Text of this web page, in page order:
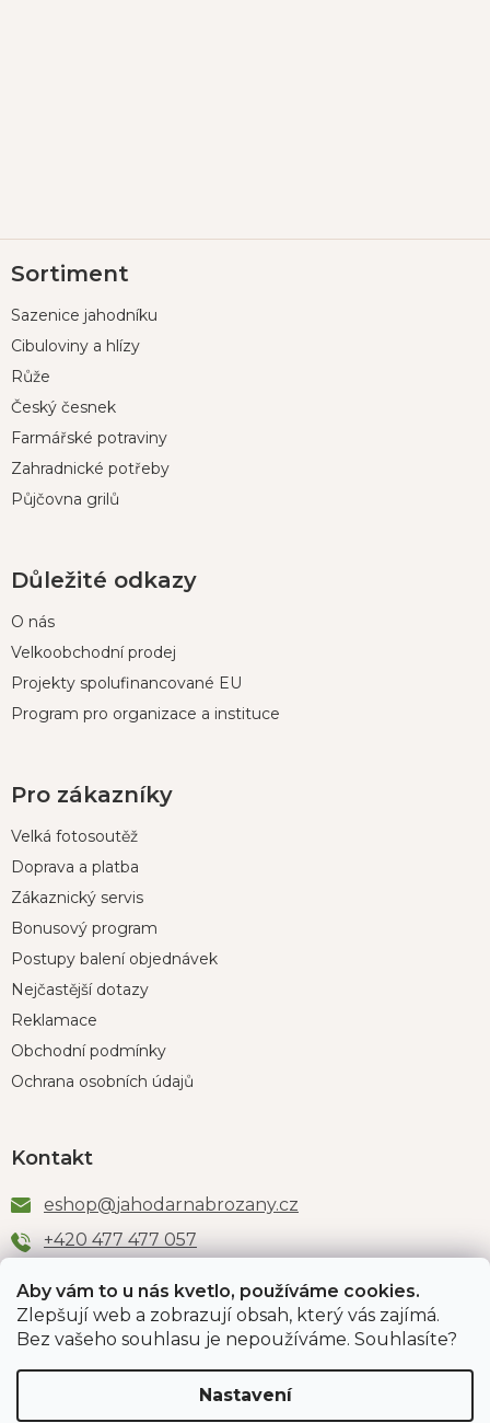
Aby vám to u nás kvetlo, používáme cookies.
Zlepšují web a zobrazují obsah, který vás zajímá.
Bez vašeho souhlasu je nepoužíváme. Souhlasíte?
Nastavení
á
a
Sortiment
Sazenice jahodníku
Cibuloviny a hlízy
Růže
Český česnek
Farmářské potraviny
Zahradnické potřeby
Půjčovna grilů
Důležité odkazy
O nás
Velkoobchodní prodej
Projekty spolufinancované EU
Program pro organizace a instituce
Pro zákazníky
Velká fotosoutěž
Doprava a platba
Zákaznický servis
Bonusový program
Postupy balení objednávek
Nejčastější dotazy
Reklamace
Obchodní podmínky
Ochrana osobních údajů
Kontakt
eshop@jahodarnabrozany.cz
+420 477 477 057
Odběr newsletteru